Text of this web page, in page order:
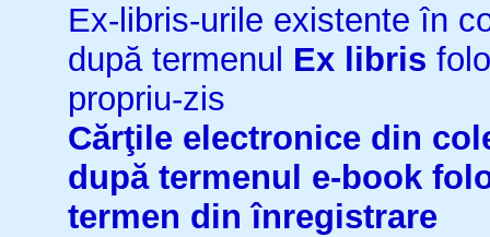
Ex-libris-urile existente în
după termenul Ex libris
propriu-zis
Cărţile electronice din
după termenul e-book
termen din înregistrare